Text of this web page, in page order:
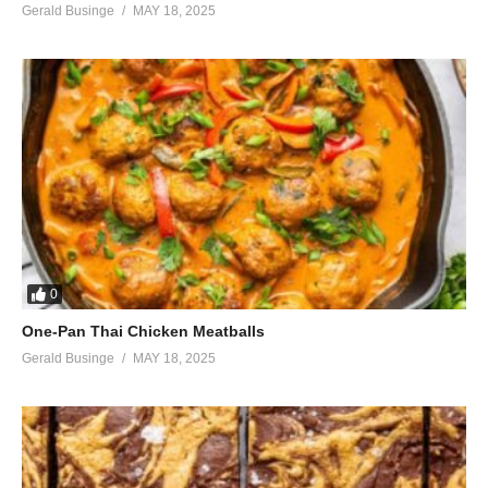
Gerald Businge MAY 18, 2025
0
One-Pan Thai Chicken Meatballs
Gerald Businge MAY 18, 2025